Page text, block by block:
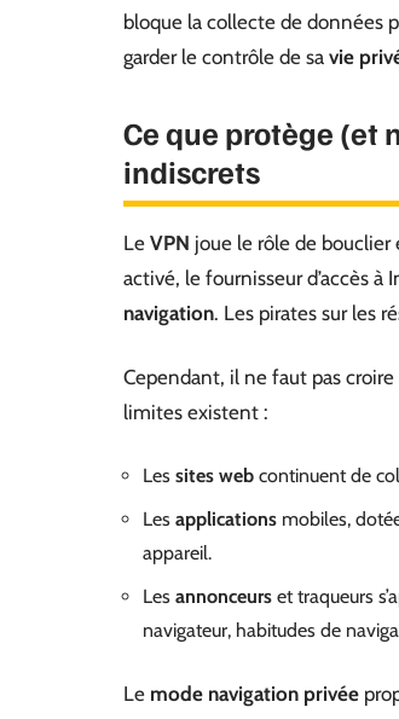
bloque la collecte de données
garder le contrôle de sa vie
Ce que protège (et
indiscrets
Le VPN joue le rôle de
activé, le fournisseur d’accès à
navigation. Les pirates sur les
Cependant, il ne faut pas
limites existent :
Les sites web continuent de
Les applications mobiles,
appareil.
Les annonceurs et traqueurs
navigateur, habitudes de
Le mode navigation privée